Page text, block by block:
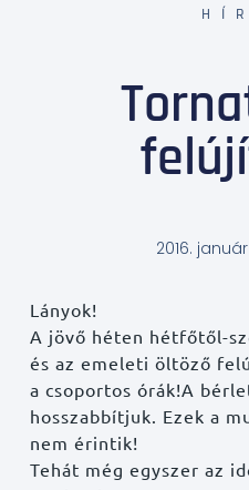
2016.
Lányok!
A jövő héten hétfőtől-
és az emeleti öltöző
a csoportos órák!A
hosszabbítjuk. Ezek a
nem érintik!
Tehát még egyszer az